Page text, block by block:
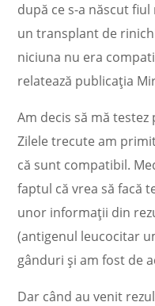
după ce s-a născut
un transplant de
niciuna nu era
relatează publicația
Am decis să mă
Zilele trecute am
că sunt compatibil.
faptul că vrea să facă
unor informații din
(antigenul leucocitar
gânduri și am fost de
Dar când au venit